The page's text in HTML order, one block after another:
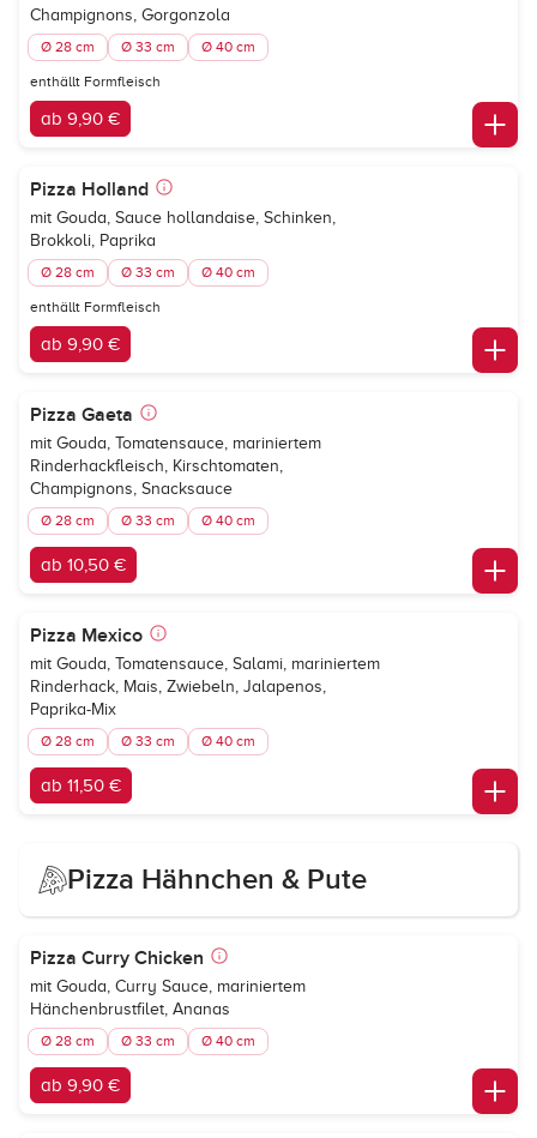
Champignons, Gorgonzola
Ø 28 cm Ø 33 cm Ø 40 cm
enthällt Formfleisch
ab 9,90 €
Pizza Holland
mit Gouda, Sauce hollandaise, Schinken,
Brokkoli, Paprika
Ø 28 cm Ø 33 cm Ø 40 cm
enthällt Formfleisch
ab 9,90 €
Pizza Gaeta
mit Gouda, Tomatensauce, mariniertem
Rinderhackfleisch, Kirschtomaten,
Champignons, Snacksauce
Ø 28 cm Ø 33 cm Ø 40 cm
ab 10,50 €
Pizza Mexico
mit Gouda, Tomatensauce, Salami, mariniertem
Rinderhack, Mais, Zwiebeln, Jalapenos,
Paprika-Mix
Ø 28 cm Ø 33 cm Ø 40 cm
ab 11,50 €
Pizza Hähnchen & Pute
Pizza Curry Chicken
mit Gouda, Curry Sauce, mariniertem
Hänchenbrustfilet, Ananas
Ø 28 cm Ø 33 cm Ø 40 cm
ab 9,90 €